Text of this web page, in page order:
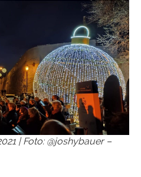
| Foto: @joshybauer –